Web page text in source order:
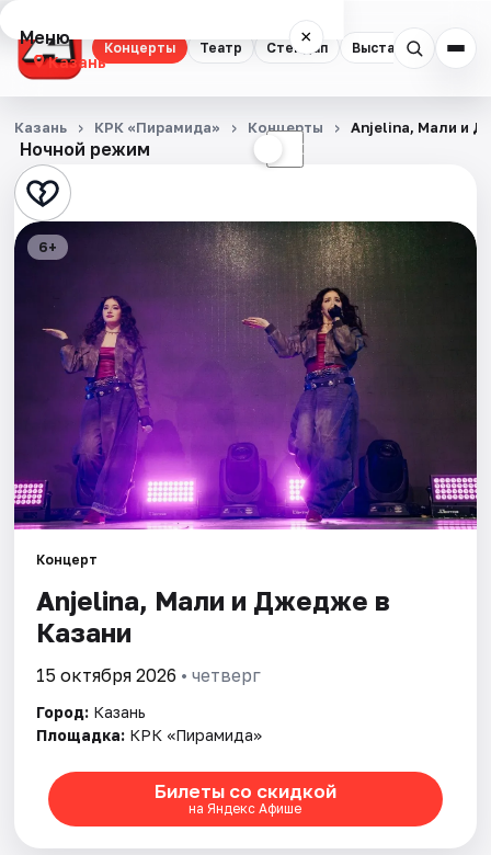
Концерты Театр Стендап Выставки
Меню ×
Казань
Концерты
Театр
Стендап
Экскурсии
События
Площадки
Артисты
Ночной режим ☾
Казань КРК «Пирамида» Концерты Anjelina, Мали и
6+
Концерт
Anjelina, Мали и Джедже в
Казани
15 октября 2026 • четверг
Город: Казань
Площадка: КРК «Пирамида»
Билеты со скидкой
на Яндекс Афише